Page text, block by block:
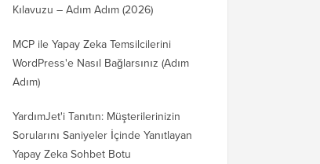
Kılavuzu – Adım Adım (2026)
MCP ile Yapay Zeka Temsilcilerini
WordPress'e Nasıl Bağlarsınız (Adım
Adım)
YardımJet'i Tanıtın: Müşterilerinizin
Sorularını Saniyeler İçinde Yanıtlayan
Yapay Zeka Sohbet Botu